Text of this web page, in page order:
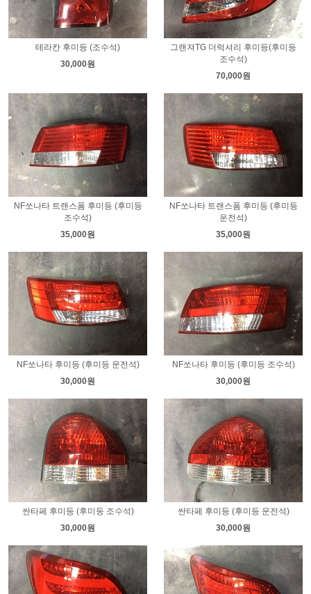
테라칸 후미등 (조수석)
30,000원
그랜져TG 더럭셔리 후미등(후미등
조수석)
70,000원
NF쏘나타 트랜스폼 후미등 (후미등
조수석)
35,000원
NF쏘나타 트랜스폼 후미등 (후미등
운전석)
35,000원
NF쏘나타 후미등 (후미등 운전석)
30,000원
NF쏘나타 후미등 (후미등 조수석)
30,000원
싼타페 후미등 (후미등 조수석)
30,000원
싼타페 후미등 (후미등 운전석)
30,000원